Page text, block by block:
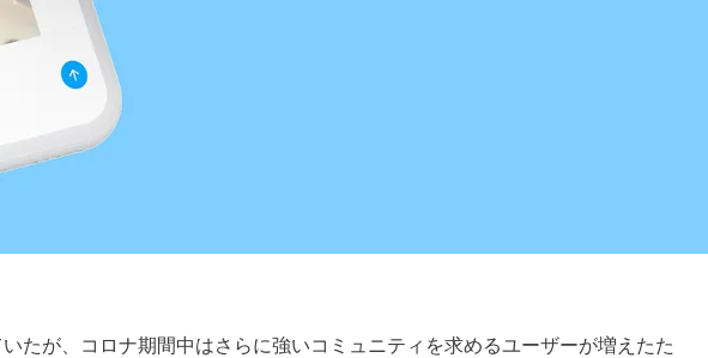
たが、コロナ期間中はさらに強いコミュニティを求めるユーザーが増えたた